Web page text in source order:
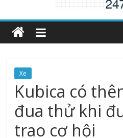
Xe
Kubica có
đua thử khi
trao cơ hội